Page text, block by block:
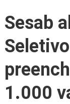
Sesab
1.000